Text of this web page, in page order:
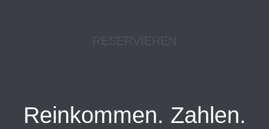
Reinkommen. Zahlen.